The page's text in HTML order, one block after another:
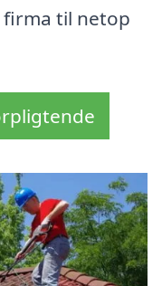
til netop